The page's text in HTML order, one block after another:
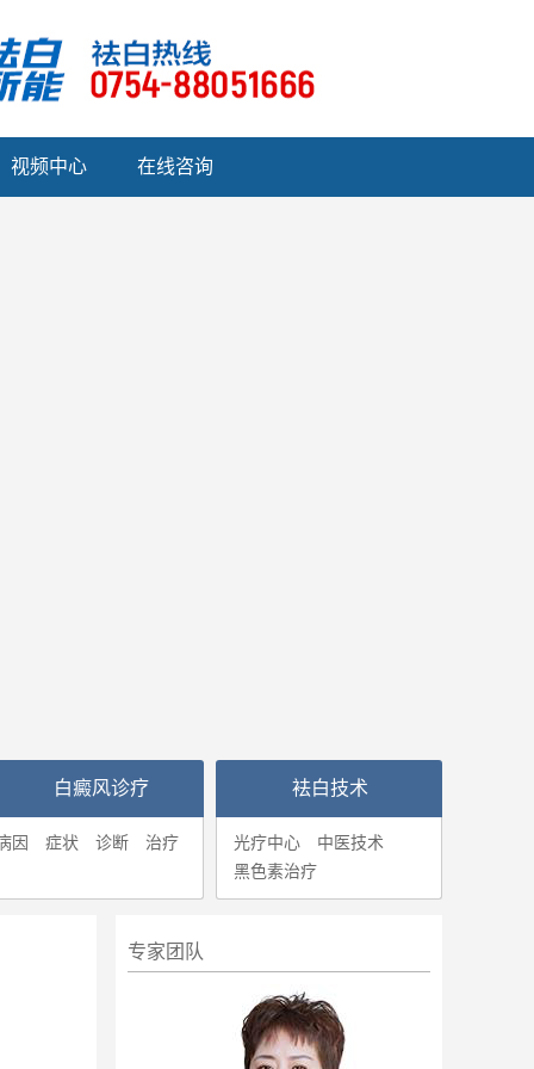
视频中心 在线咨询
白癜风诊疗
因 症状 诊断 治疗
袪白技术
光疗中心
中医技术
黑色素治疗
专家团队